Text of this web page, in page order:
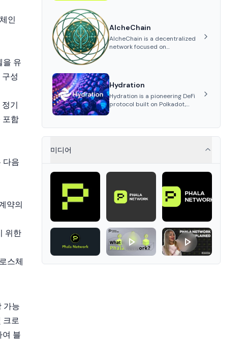
인
을 유
성
기
포함
다음
약의
위한
스체
가능
크로
블
state analysis and risk
management for traders.
AlcheChain
AlcheChain is a decentralized
network focused on
Proof of Recycle (PoR) to
generate transparent ALCT
rewards.
Hydration
Hydration is a pioneering DeFi
protocol built on Polkadot,
unify decentralized liquidity
provisions.
미디어